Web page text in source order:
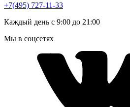
+7(495) 727-11-33
Каждый день с 9:00 до 21:00
Мы в соцсетях